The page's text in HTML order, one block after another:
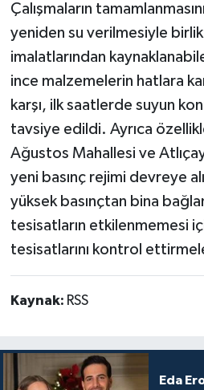
Çalışmaların
yeniden su verilmesiyle
imalatlarından
ince malzemelerin hatlara
karşı, ilk saatlerde suyun
tavsiye edildi. Ayrıca
Ağustos Mahallesi ve
yeni basınç rejimi devreye
yüksek basınçtan bina
tesisatların etkilenmemesi
tesisatlarını kontrol
Kaynak: RSS
Eda